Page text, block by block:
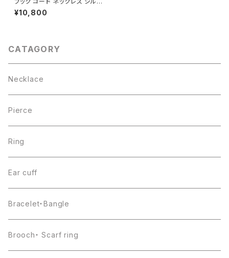
ー925
¥10,800
CATAGORY
Necklace
Pierce
Ring
Ear cuff
Bracelet・Bangle
Brooch・ Scarf ring